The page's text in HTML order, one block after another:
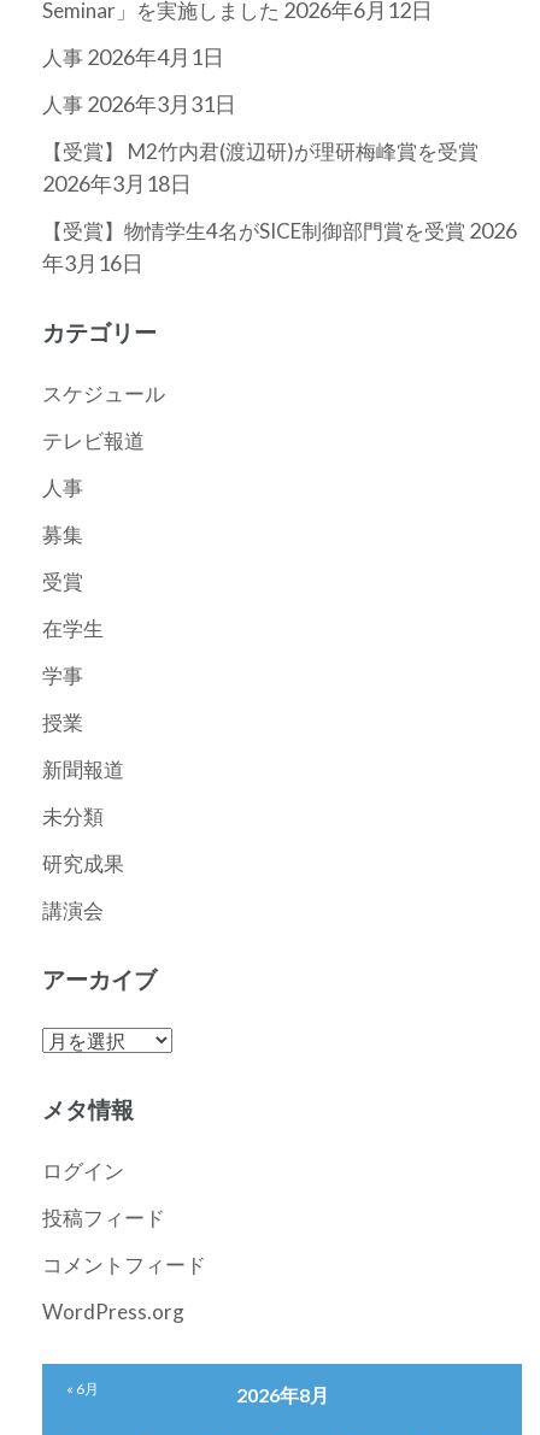
Seminar」を実施しました 2026年6月12日
人事2026年4月1日
人事2026年3月31日
【受賞】 M2竹内君(渡辺研)が理研梅峰賞を受賞
2026年3月18日
【受賞】物情学生4名がSICE制御部門賞を受賞 2026
年3月16日
カテゴリー
スケジュール
テレビ報道
人事
募集
受賞
在学生
学事
授業
新聞報道
未分類
研究成果
講演会
アーカイブ
ア
カ
ブ
メタ情報
ログイン
投稿フィード
コメントフィード
WordPress.org
2026年8月
« 6月